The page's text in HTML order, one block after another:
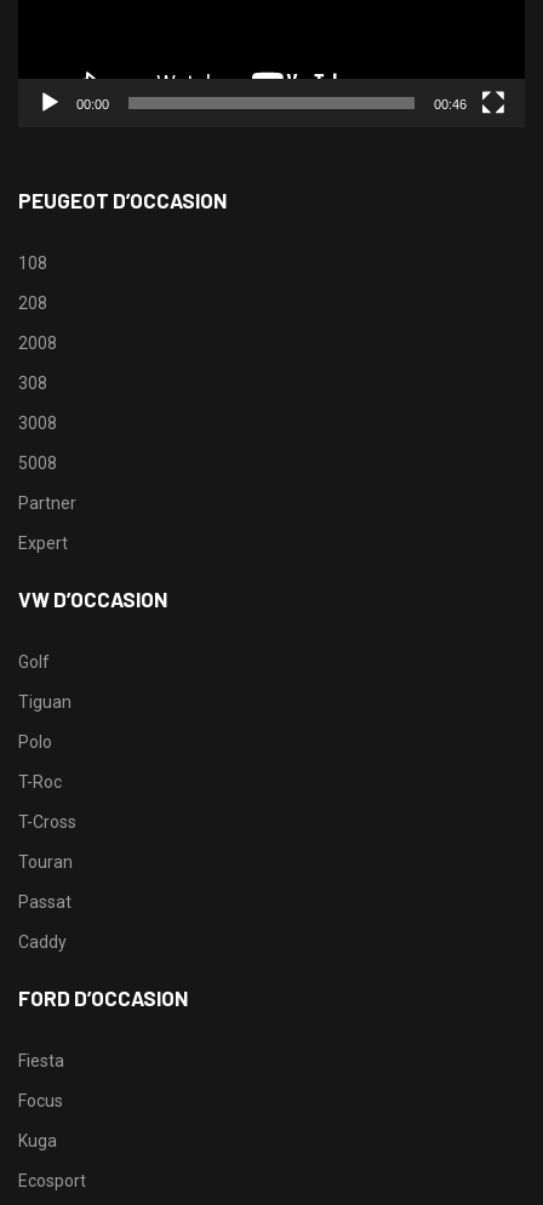
00:00 00:46
PEUGEOT D’OCCASION
108
208
2008
308
3008
5008
Partner
Expert
VW D’OCCASION
Golf
Tiguan
Polo
T-Roc
T-Cross
Touran
Passat
Caddy
FORD D’OCCASION
Fiesta
Focus
Kuga
Ecosport